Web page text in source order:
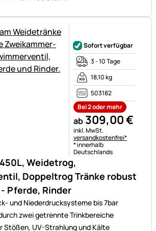
Weidetrog,
Doppeltrog Tränke robust
Pferde, Rinder
und Niederdrucksysteme bis 7bar
zwei getrennte Trinkbereiche
Stößen, UV-Strahlung und Kälte
Sofort verfügbar
3 - 10 Tage
18,10 kg
503182
Bei 2 oder mehr
ab 309,00€
Steuerhinweis:
inkl. MwSt.
versandkostenfrei*
* innerhalb
Deutschlands